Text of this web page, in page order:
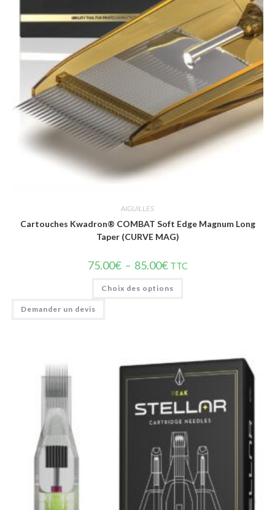
AIGUILLES
Cartouches Kwadron® COMBAT Soft Edge Magnum Long
Taper (CURVE MAG)
75.00€ – 85.00€ TTC
Choix des options
Demander un devis